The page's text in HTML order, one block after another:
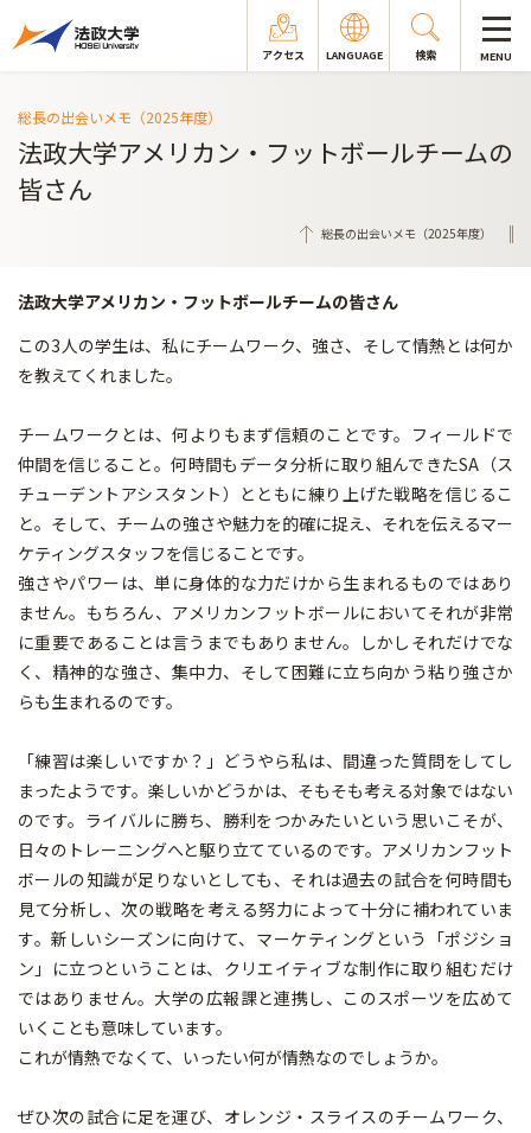
アクセス LANGUAGE 検索 MENU
総長の出会いメモ（2025年度）
法政大学アメリカン・フットボールチームの
皆さん
総長の出会いメモ（2025年度）
法政大学アメリカン・フットボールチームの皆さん
この3人の学生は、私にチームワーク、強さ、そして情熱とは何か
を教えてくれました。
チームワークとは、何よりもまず信頼のことです。フィールドで
仲間を信じること。何時間もデータ分析に取り組んできたSA（ス
チューデントアシスタント）とともに練り上げた戦略を信じるこ
と。そして、チームの強さや魅力を的確に捉え、それを伝えるマー
ケティングスタッフを信じることです。
強さやパワーは、単に身体的な力だけから生まれるものではあり
ません。もちろん、アメリカンフットボールにおいてそれが非常
に重要であることは言うまでもありません。しかしそれだけでな
く、精神的な強さ、集中力、そして困難に立ち向かう粘り強さか
らも生まれるのです。
「練習は楽しいですか？」どうやら私は、間違った質問をしてし
まったようです。楽しいかどうかは、そもそも考える対象ではない
のです。ライバルに勝ち、勝利をつかみたいという思いこそが、
日々のトレーニングへと駆り立てているのです。アメリカンフット
ボールの知識が足りないとしても、それは過去の試合を何時間も
見て分析し、次の戦略を考える努力によって十分に補われていま
す。新しいシーズンに向けて、マーケティングという「ポジショ
ン」に立つということは、クリエイティブな制作に取り組むだけ
ではありません。大学の広報課と連携し、このスポーツを広めて
いくことも意味しています。
これが情熱でなくて、いったい何が情熱なのでしょうか。
ぜひ次の試合に足を運び、オレンジ・スライスのチームワーク、